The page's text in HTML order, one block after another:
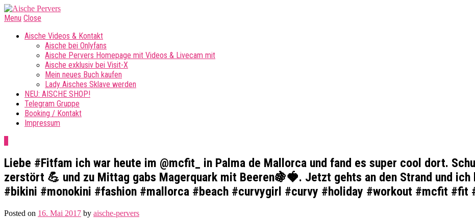
Menu Close
Aische Videos & Kontakt
Aische bei Onlyfans
Aische Pervers Homepage mit Videos & Livecam mit
Aische exklusiv bei Visit-X
Mein neues Buch kaufen
Lady Aisches Sklave werden
NEU: AISCHE SHOP!
Telegram Gruppe
Booking / Kontakt
Impressum
Liebe #Fitfam ich war heute im @mcfit_ in Palma de Mallorca und fand es super cool dort.
zerstört 💪 und zu Mittag gabs Magerquark mit Beeren🍇🍓. Jetzt gehts an den Strand und
#bikini #monokini #fashion #mallorca #beach #curvygirl #curvy #holiday #workout #mcfit #fit
Posted on 16. Mai 2017 by aische-pervers